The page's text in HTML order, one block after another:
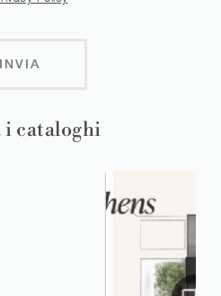
i cataloghi
INVIA